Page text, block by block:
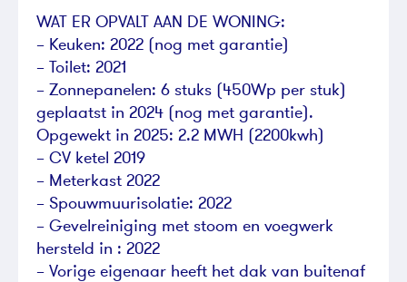
WAT ER OPVALT AAN DE WONING:
– Keuken: 2022 (nog met garantie)
– Toilet: 2021
– Zonnepanelen: 6 stuks (450Wp per stuk)
geplaatst in 2024 (nog met garantie).
Opgewekt in 2025: 2.2 MWH (2200kwh)
– CV ketel 2019
– Meterkast 2022
– Spouwmuurisolatie: 2022
– Gevelreiniging met stoom en voegwerk
hersteld in : 2022
– Vorige eigenaar heeft het dak van buitenaf